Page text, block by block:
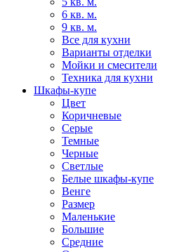
6 кв. м.
9 кв. м.
Все для кухни
Варианты отделки
Мойки и смесители
Техника для кухни
Шкафы-купе
Цвет
Коричневые
Серые
Темные
Черные
Светлые
Белые шкафы-купе
Венге
Размер
Маленькие
Большие
Средние